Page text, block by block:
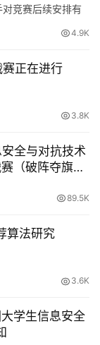
竞赛后续安排有
4.9K
正在进行
3.8K
全与对抗技术
（破阵夺旗
89.5K
算法研究
3.6K
学生信息安全